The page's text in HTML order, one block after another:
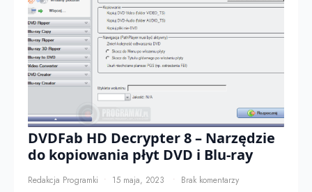
DVDFab HD Decrypter 8 – Narzędzie
do kopiowania płyt DVD i Blu-ray
Redakcja Programki 15 maja, 2023 Brak komentarzy